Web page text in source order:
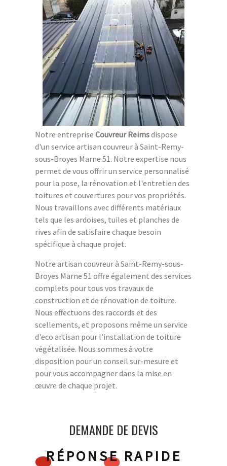
Notre entreprise Couvreur Reimsdispose
d'un service artisan couvreur à Saint-Remy-
sous-Broyes Marne 51. Notre expertise nous
permet de vous offrir un service personnalisé
pour la pose, la rénovation et l'entretien des
toitures et couvertures pour vos propriétés.
Nous travaillons avec différents matériaux
tels que les ardoises, tuiles et planches de
rives afin de satisfaire chaque besoin
spécifique à chaque projet.
Notre artisan couvreur à Saint-Remy-sous-
Broyes Marne 51 offre également des services
complets pour tous vos travaux de
construction et de rénovation de toiture.
Nous effectuons des raccords et des
scellements, et proposons même un service
d'eco artisan pour l'installation de toiture
végétalisée. Nous sommes à votre
disposition pour un conseil sur-mesure et
pour vous accompagner dans la mise en
œuvre de chaque projet.
DEMANDE DE DEVIS
RÉPONSE RAPIDE